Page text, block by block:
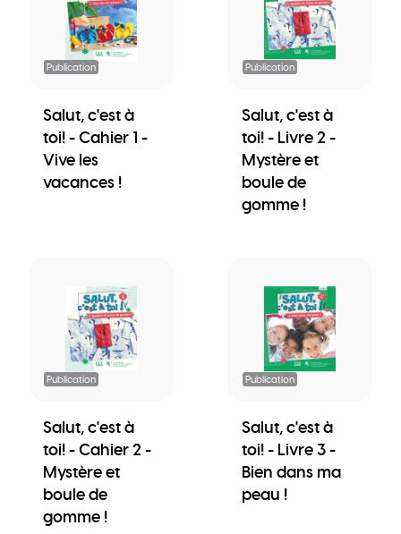
Publication
Salut, c'est à
toi! - Cahier 1 -
Vive les
vacances !
Publication
Salut, c'est à
toi! - Livre 2 -
Mystère et
boule de
gomme !
Publication
Salut, c'est à
toi! - Cahier 2 -
Mystère et
boule de
gomme !
Publication
Salut, c'est à
toi! - Livre 3 -
Bien dans ma
peau !